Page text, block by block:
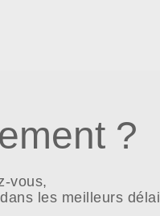
?
vous,
les meilleurs